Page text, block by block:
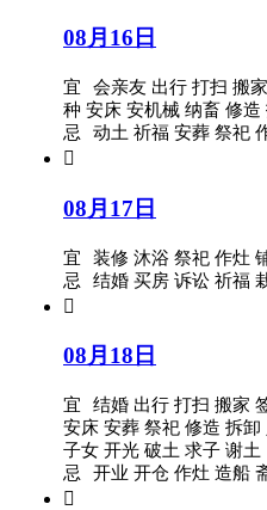
08月16日
宜
会亲友 出行 打扫 搬
种 安床 安机械 纳畜 修
忌
动土 祈福 安葬 祭祀

08月17日
宜
装修 沐浴 祭祀 作灶
忌
结婚 买房 诉讼 祈福

08月18日
宜
结婚 出行 打扫 搬家
安床 安葬 祭祀 修造 拆
子女 开光 破土 求子 谢土
忌
开业 开仓 作灶 造船
